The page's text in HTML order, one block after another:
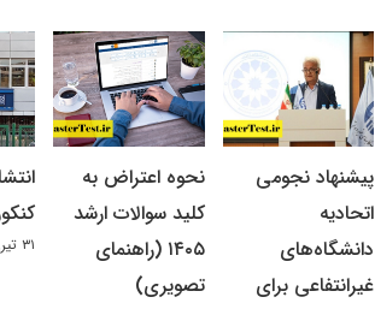
پیشنهاد نجومی
اتحادیه
دانشگاه‌های
غیرانتفاعی برای
نحوه اعتراض به
کلید سوالات ارشد
۱۴۰۵ (راهنمای
تصویری)
کنکور
۳۱ تیر, ۱۴۰۵